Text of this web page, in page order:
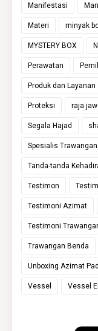
Manifestasi
Materi minyak
MYSTERY BOX
Perawatan
Produk dan Layanan
Proteksi raja
Segala Hajad
Spesialis Trawangan
Tanda-tanda
Testimon
Testimoni Azimat
Testimoni
Trawangan Benda
Unboxing Azimat
Vessel Vessel